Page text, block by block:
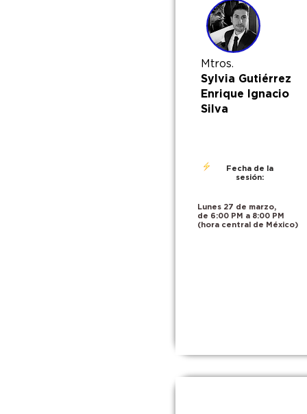
Mtros.
Sylvia Gutiérrez
Enrique Ignacio
Silva
Fecha de la
sesión:
Lunes 27 de marzo,
de 6:00 PM a 8:00 PM
(hora central de México)